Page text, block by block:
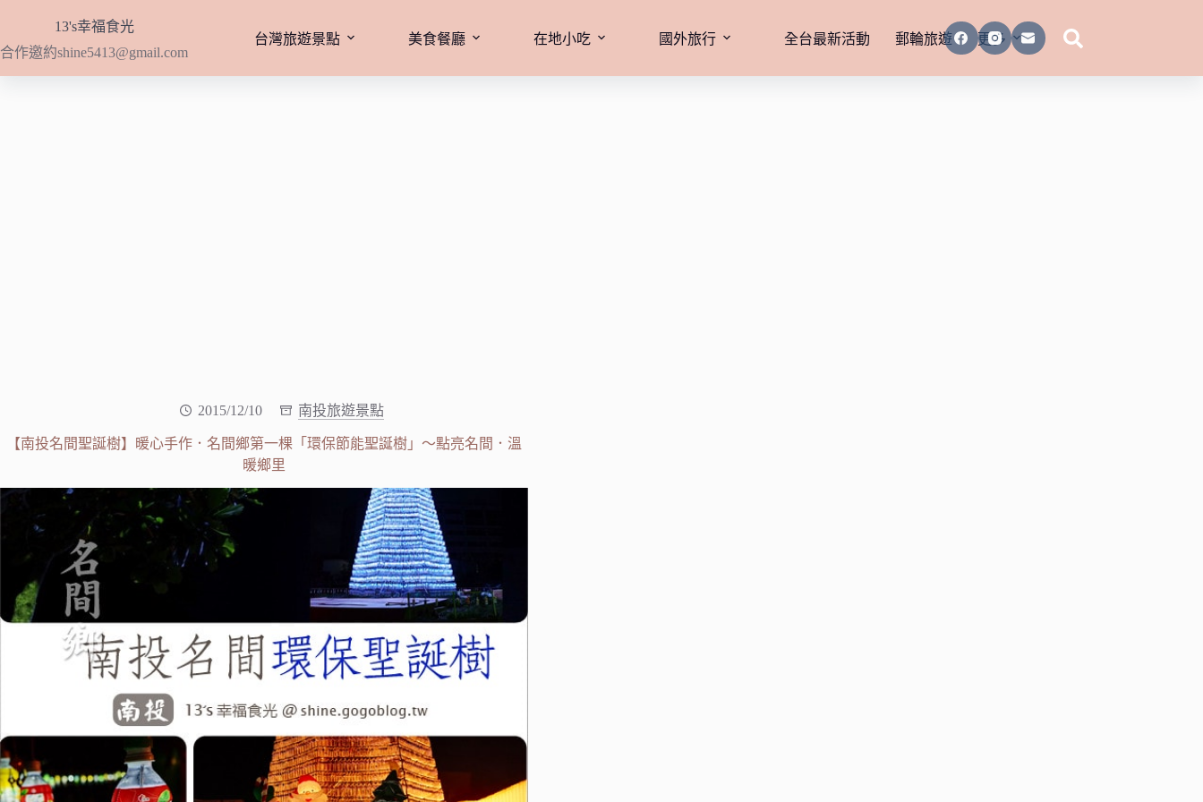
主
要
13's幸福食光
合作邀約shine5413@gmail.com
台灣旅遊景點 美食餐廳 在地小吃 國外旅行 全台最新活動 郵輪旅遊 更多
2015/12/10 南投旅遊景點
【南投名間聖誕樹】暖心手作．名間鄉第一棵「環保節能聖誕樹」～點亮名間．溫
暖鄉里